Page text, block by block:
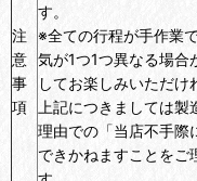
注
意
事
項
す。
※全ての行程が手作業
気が1つ1つ異なる場合
してお楽しみいただけ
上記につきましては
理由での「当店不手際
できかねますことをご